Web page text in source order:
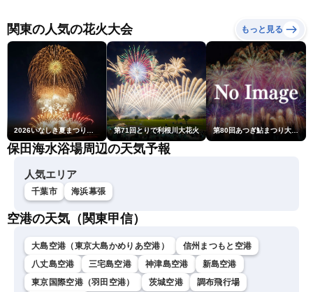
ュースLiVEアフタヌーン・
小林李衣奈／内藤邦裕〉
関東の人気の花火大会 もっと見る
第71回とりで利根川大花火 第80回あつぎ鮎まつり大花火大会
保田海水浴場周辺の天気予報
人気エリア
千葉市 海浜幕張
空港の天気（関東甲信）
大島空港（東京大島かめりあ空港）
信州まつもと空港
八丈島空港
三宅島空港 神津島空港
新島空港
東京国際空港（羽田空港）
茨城空港 調布飛行場